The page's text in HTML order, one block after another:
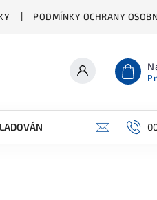
PODMÍNKY OCHRANY
A ČIŠTĚNÍ